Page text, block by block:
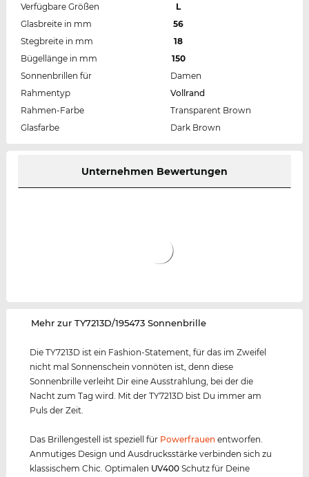
Verfügbare Größen
L
Glasbreite in mm
56
Stegbreite in mm
18
Bügellänge in mm
150
Sonnenbrillen für
Damen
Rahmentyp
Vollrand
Rahmen-Farbe
Transparent Brown
Glasfarbe
Dark Brown
Unternehmen Bewertungen
‌Mehr zur TY7213D/195473 Sonnenbrille
Die TY7213D ist ein Fashion-Statement, für das im Zweifel
nicht mal Sonnenschein vonnöten ist, denn diese
Sonnenbrille verleiht Dir eine Ausstrahlung, bei der die
Nacht zum Tag wird. Mit der TY7213D bist Du immer am
Puls der Zeit.
Das Brillengestell ist speziell für Powerfrauen entworfen.
Anmutiges Design und Ausdrucksstärke verbinden sich zu
klassischem Chic. Optimalen UV400 Schutz für Deine